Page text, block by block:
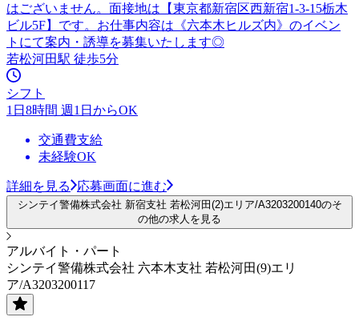
はございません。面接地は【東京都新宿区西新宿1-3-15栃木
ビル5F】です。お仕事内容は《六本木ヒルズ内》のイベン
トにて案内・誘導を募集いたします◎
若松河田駅 徒歩5分
シフト
1日8時間 週1日からOK
交通費支給
未経験OK
詳細を見る 応募画面に進む
シンテイ警備株式会社 新宿支社 若松河田(2)エリア/A3203200140のそ
の他の求人を見る
アルバイト・パート
シンテイ警備株式会社 六本木支社 若松河田(9)エリ
ア/A3203200117